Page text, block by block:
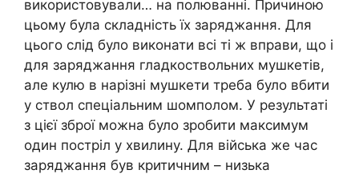
використовували… на полюванні. Причиною
цьому була складність їх заряджання. Для
цього слід було виконати всі ті ж вправи, що і
для заряджання гладкоствольних мушкетів,
але кулю в нарізні мушкети треба було вбити
у ствол спеціальним шомполом. У результаті
з цієї зброї можна було зробити максимум
один постріл у хвилину. Для війська же час
заряджання був критичним – низька